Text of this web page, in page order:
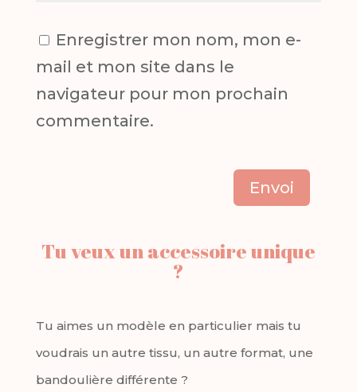
Enregistrer mon nom, mon e-
mail et mon site dans le
navigateur pour mon prochain
commentaire.
Envoi
Tu veux un accessoire unique
?
Tu aimes un modèle en particulier mais tu
voudrais un autre tissu, un autre format, une
bandoulière différente ?